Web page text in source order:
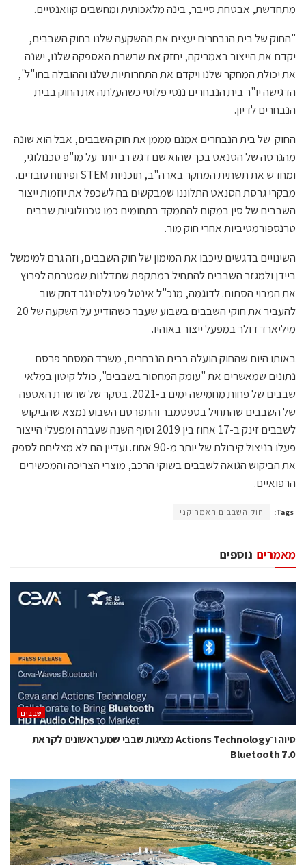
מתחדשת, אבטחת סייבר, בינה מלאכותית ומחשבים קוואנטיים.
"החוק של בית הנבחרים יעצים את ההשקעה שלנו בחוק השבבים,
יקדם את הייצור באמריקה, יחזק את שרשרת האספקה שלנו, ישנה
את יכולת המחקר שלנו ויקדם את התחרותיות שלנו וההובלה בחו"ל",
הדגישה יו"ר בית הנבחרים ננסי פלוסי כשהעלתה את החוק בבית
הנבחרים לדיון.
החוק של בית הנבחרים אמנם מממן את חוק השבבים, אבל הוא שונה
מהגרסה של הסנאט בכך שהוא שם דגש רב יותר על מו"פ טכנולוגי,
ומחדש את תשתית המחקר בארה"ב, תוכניות STEM ופיתוח עובדים.
מבקרי גרסת הסנאט התלוננו שמבקשים בה לשכפל את יוזמות ייצור
השבבים של סין במקום להתמקד בתחומים כמו טכנולוגיות שבבים
טרנספורמטיביות אחרי חוק מור.
השינויים בדגשים עיכבו את המימון של חוק השבבים, וזה גרם למימשל
ביידן ולמגזר השבבים להתחיל במתקפת שתדלנות שמטרתה לפרוץ
את המבוי הסתום. לדוגמה, מנכ"ל אינטל פט גלסינגר דחק שוב
להעביר את חוקי השבבים בשבוע שעבר כשהודיע על השקעה של 20
מיליארד דולר במפעל ייצור באוהיו.
באותו היום שהחוק הועלה בבית הנבחרים, משרד המסחר פרסם
נתונים שמאשרים את "עומק המחסור בשבבים", כולל קיטון במלאי
שבבים של פחות מחמישה ימים ב-2021. בסקר של שרשרת האספה
של השבבים שהתחיל בספטמבר והתפרסם השבוע נמצא שהביקוש
לשבבים זינק ב-17 אחוז בין 2019 וסוף השנה שעברה ומפעלי הייצור
פעלו בניצול קיבולת של יותר מ-90 אחוז. ועדיין הם לא מצליחם לספק
את הביקוש הגואה לשבבים בשוקי הרכב, מוצרי הצריכה והמכשירים
הרפואיים.
Tags: חוק השבבים האמריקני
נוספים מאמרים
‫שבבים‬
סיוה ו־Actions Technology מציגות שבבי שמע ראשונים לקראת
Bluetooth 7.0